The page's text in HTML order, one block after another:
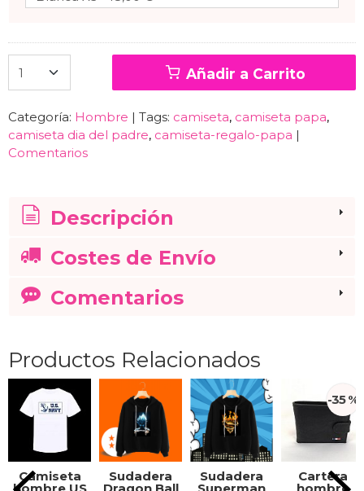
Añadir a Carrito
Categoría: Hombre | Tags: camiseta camiseta papa
camiseta dia del padre camiseta-regalo-papa |
Comentarios
Descripción
Costes de Envío
Comentarios
Productos Relacionados
Camiseta Sudadera Sudadera
-35 %
Cartera